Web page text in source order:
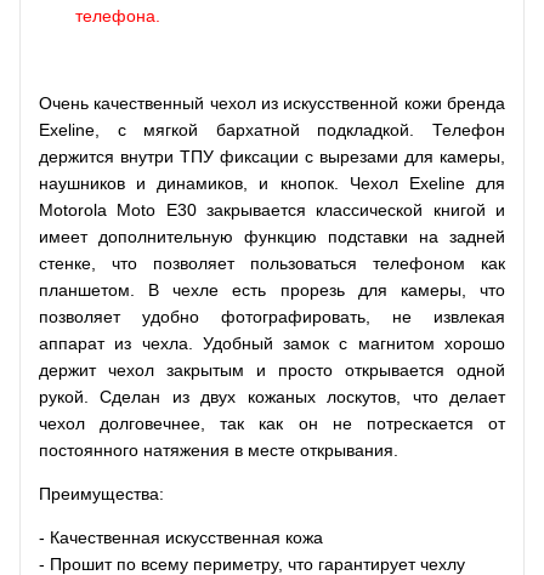
телефона.
Очень качественный чехол из искусственной кожи бренда
Exeline, с мягкой бархатной подкладкой. Телефон
держится внутри ТПУ фиксации с вырезами для камеры,
наушников и динамиков, и кнопок. Чехол Exeline для
Motorola Moto E30 закрывается классической книгой и
имеет дополнительную функцию подставки на задней
стенке, что позволяет пользоваться телефоном как
планшетом. В чехле есть прорезь для камеры, что
позволяет удобно фотографировать, не извлекая
аппарат из чехла. Удобный замок с магнитом хорошо
держит чехол закрытым и просто открывается одной
рукой. Сделан из двух кожаных лоскутов, что делает
чехол долговечнее, так как он не потрескается от
постоянного натяжения в месте открывания.
Преимущества:
- Качественная искусственная кожа
- Прошит по всему периметру, что гарантирует чехлу